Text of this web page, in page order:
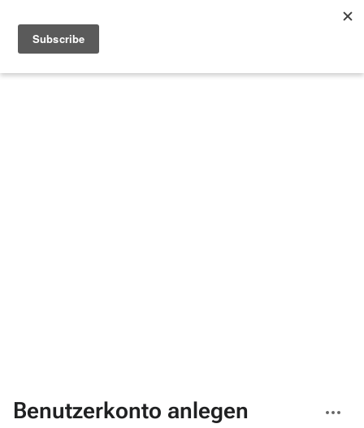
Benutzerkonto anlegen
Aktionen